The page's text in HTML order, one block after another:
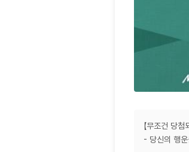
【무조건 당첨
- 당신의 행